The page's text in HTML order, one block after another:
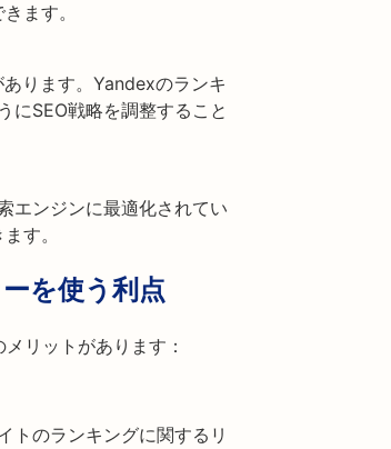
ます。
ります。Yandexのランキ
にSEO戦略を調整すること
エンジンに最適化されてい
す。
を使う利点
リットがあります：
トのランキングに関するリ